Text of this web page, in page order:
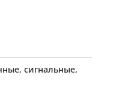
сигнальные,